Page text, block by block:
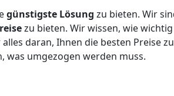
günstigste Lösung zu bieten. Wir
zu bieten. Wir wissen, wie wichtig
daran, Ihnen die besten Preise zu
was umgezogen werden muss.